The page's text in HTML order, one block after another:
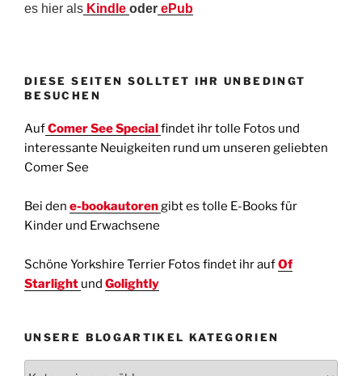
es hier als Kindle oder ePub
DIESE SEITEN SOLLTET IHR UNBEDINGT
BESUCHEN
AufComer See Specialfindet ihr tolle Fotos und
interessante Neuigkeiten rund um unseren geliebten
Comer See
Bei den e-bookautorengibt es tolle E-Books für
Kinder und Erwachsene
Schöne Yorkshire Terrier Fotos findet ihr aufOf
Starlight und Golightly
UNSERE BLOGARTIKEL KATEGORIEN